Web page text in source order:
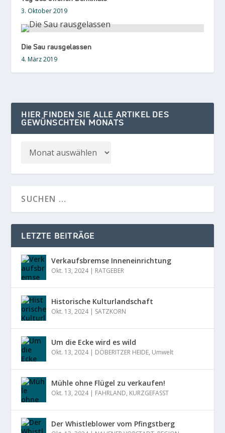
3. Oktober 2019
Die Sau rausgelassen
4. März 2019
HIER FINDEN SIE ALLE ARTIKEL DES
GEWÜNSCHTEN MONATS
LETZTE BEITRÄGE
Verkaufsbremse Inneneinrichtung
Okt. 13, 2024| RATGEBER
Historische Kulturlandschaft
Okt. 13, 2024| SATZKORN
Um die Ecke wird es wild
Okt. 13, 2024| DÖBERITZER HEIDE, Umwelt
Mühle ohne Flügel zu verkaufen!
Okt. 13, 2024| FAHRLAND, KURZGEFASST
Der Whistleblower vom Pfingstberg